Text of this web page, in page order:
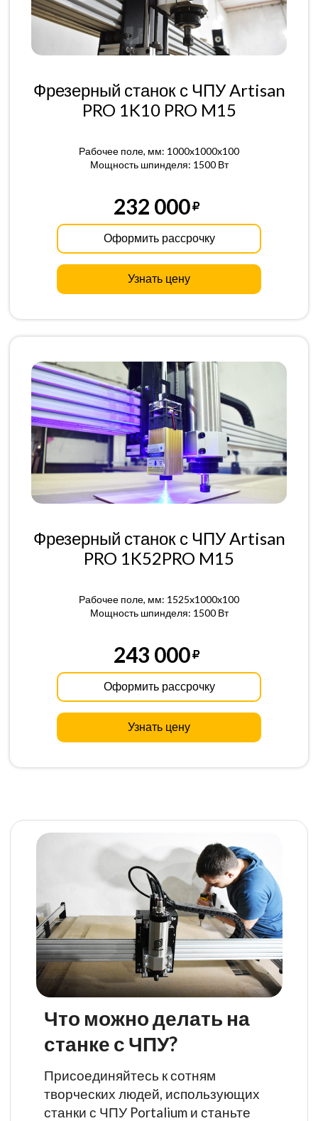
Фрезерный станок с ЧПУ Artisan
PRO 1K10 PRO M15
Рабочее поле, мм: 1000x1000x100
Мощность шпинделя: 1500 Вт
232 000
Оформить рассрочку
Узнать цену
Фрезерный станок с ЧПУ Artisan
PRO 1K52PRO M15
Рабочее поле, мм: 1525x1000x100
Мощность шпинделя: 1500 Вт
243 000
Оформить рассрочку
Узнать цену
Что можно делать на
станке с ЧПУ?
Присоединяйтесь к сотням
творческих людей, использующих
станки с ЧПУ Portalium и станьте